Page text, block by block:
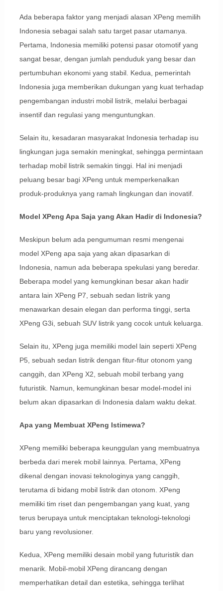
Ada beberapa faktor yang menjadi alasan XPeng memilih
Indonesia sebagai salah satu target pasar utamanya.
Pertama, Indonesia memiliki potensi pasar otomotif yang
sangat besar, dengan jumlah penduduk yang besar dan
pertumbuhan ekonomi yang stabil. Kedua, pemerintah
Indonesia juga memberikan dukungan yang kuat terhadap
pengembangan industri mobil listrik, melalui berbagai
insentif dan regulasi yang menguntungkan.
Selain itu, kesadaran masyarakat Indonesia terhadap isu
lingkungan juga semakin meningkat, sehingga permintaan
terhadap mobil listrik semakin tinggi. Hal ini menjadi
peluang besar bagi XPeng untuk memperkenalkan
produk-produknya yang ramah lingkungan dan inovatif.
Model XPeng Apa Saja yang Akan Hadir di Indonesia?
Meskipun belum ada pengumuman resmi mengenai
model XPeng apa saja yang akan dipasarkan di
Indonesia, namun ada beberapa spekulasi yang beredar.
Beberapa model yang kemungkinan besar akan hadir
antara lain XPeng P7, sebuah sedan listrik yang
menawarkan desain elegan dan performa tinggi, serta
XPeng G3i, sebuah SUV listrik yang cocok untuk keluarga.
Selain itu, XPeng juga memiliki model lain seperti XPeng
P5, sebuah sedan listrik dengan fitur-fitur otonom yang
canggih, dan XPeng X2, sebuah mobil terbang yang
futuristik. Namun, kemungkinan besar model-model ini
belum akan dipasarkan di Indonesia dalam waktu dekat.
Apa yang Membuat XPeng Istimewa?
XPeng memiliki beberapa keunggulan yang membuatnya
berbeda dari merek mobil lainnya. Pertama, XPeng
dikenal dengan inovasi teknologinya yang canggih,
terutama di bidang mobil listrik dan otonom. XPeng
memiliki tim riset dan pengembangan yang kuat, yang
terus berupaya untuk menciptakan teknologi-teknologi
baru yang revolusioner.
Kedua, XPeng memiliki desain mobil yang futuristik dan
menarik. Mobil-mobil XPeng dirancang dengan
memperhatikan detail dan estetika, sehingga terlihat